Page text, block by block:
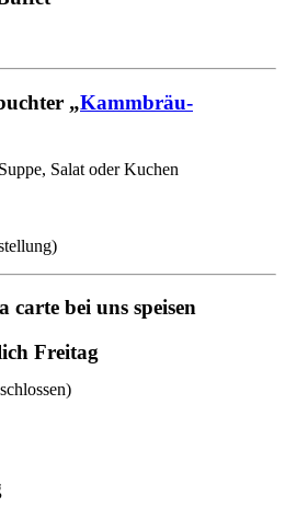
„Kammbräu-
Salat oder Kuchen
carte bei uns speisen
Freitag